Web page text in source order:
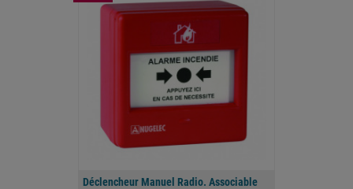
Déclencheur Manuel Radio. Associable